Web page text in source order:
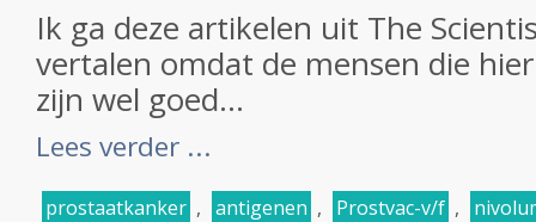
Ik ga deze artikelen uit The
vertalen omdat de mensen die
zijn wel goed...
Lees verder ...
prostaatkanker , antigenen , Prostvac-v/f ,